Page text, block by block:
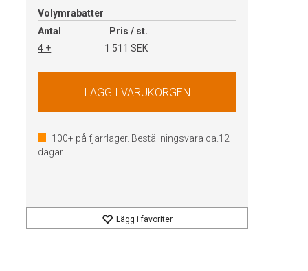
Volymrabatter
Antal
Pris / st.
4 +
1 511 SEK
100+ på fjärrlager. Beställningsvara ca. 12
dagar
Lägg i favoriter